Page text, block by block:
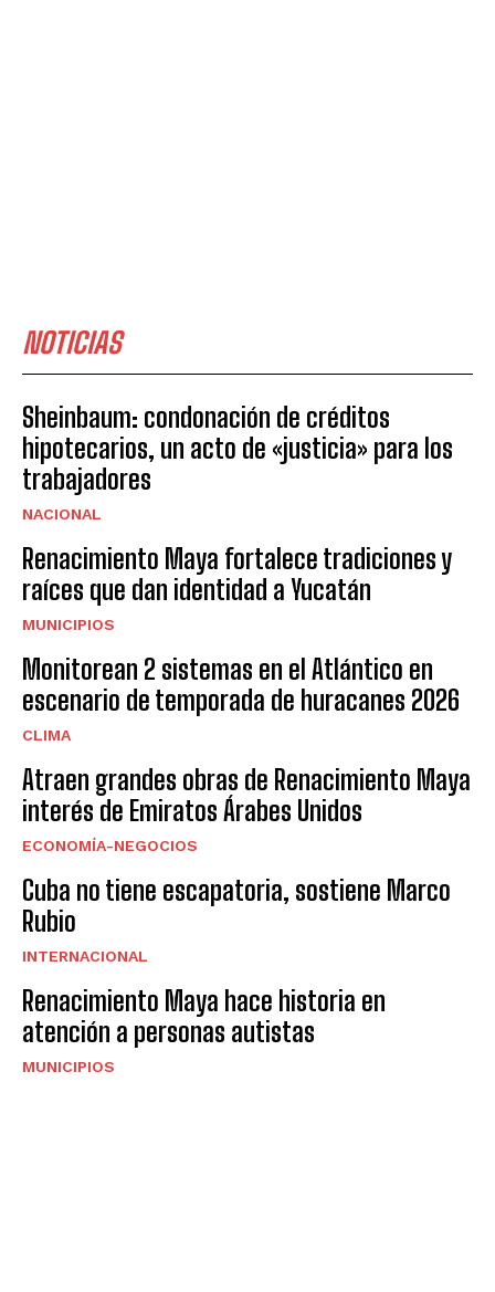
NOTICIAS
Sheinbaum: condonación de créditos
hipotecarios, un acto de «justicia» para los
trabajadores
NACIONAL
Renacimiento Maya fortalece tradiciones y
raíces que dan identidad a Yucatán
MUNICIPIOS
Monitorean 2 sistemas en el Atlántico en
escenario de temporada de huracanes 2026
CLIMA
Atraen grandes obras de Renacimiento Maya
interés de Emiratos Árabes Unidos
ECONOMÍA-NEGOCIOS
Cuba no tiene escapatoria, sostiene Marco
Rubio
INTERNACIONAL
Renacimiento Maya hace historia en
atención a personas autistas
MUNICIPIOS